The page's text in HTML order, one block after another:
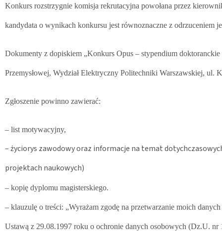
Konkurs rozstrzygnie komisja rekrutacyjna powołana przez
kandydata o wynikach konkursu jest równoznaczne z odrzuceniem
Dokumenty z dopiskiem „Konkurs Opus – stypendium
Przemysłowej, Wydział Elektryczny Politechniki Warszawskiej, ul.
Zgłoszenie powinno zawierać:
– list motywacyjny,
– życiorys zawodowy oraz informacje na temat
projektach naukowych)
– kopię dyplomu magisterskiego.
– klauzulę o treści: „Wyrażam zgodę na przetwarzanie moich
Ustawą z 29.08.1997 roku o ochronie danych osobowych (Dz.U. nr